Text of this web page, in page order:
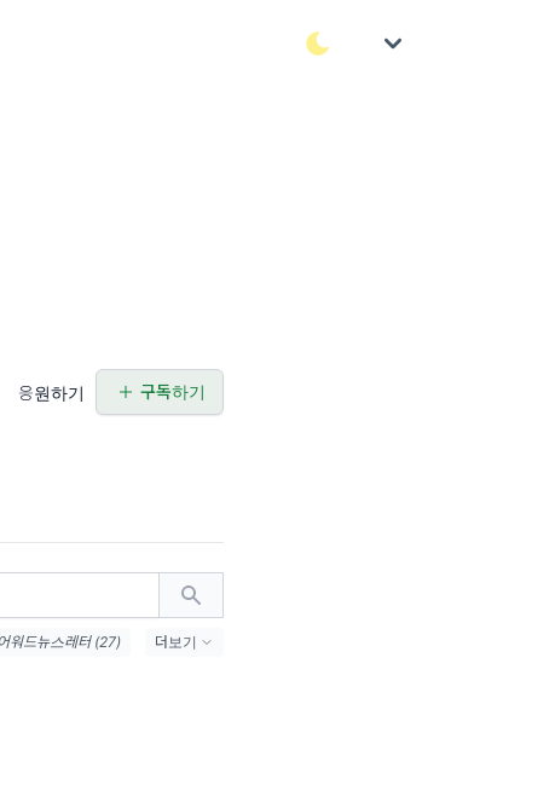
응원하기 구독하기
워드뉴스레터 (27)
더보기